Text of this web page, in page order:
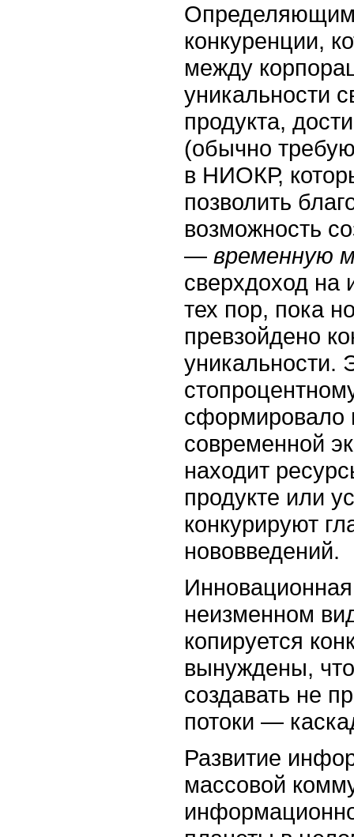
Определяющим
конкуренции,
между
уникальности
продукта,
(обычно
в НИОКР,
позволить
возможность
— временную
сверхдоход на
тех пор, пока
превзойдено
уникальности.
сформировало
современной
находит
продукте или
конкурируют
нововведений.
неизменном
копируется
вынуждены,
создавать не
потоки —
Развитие
массовой